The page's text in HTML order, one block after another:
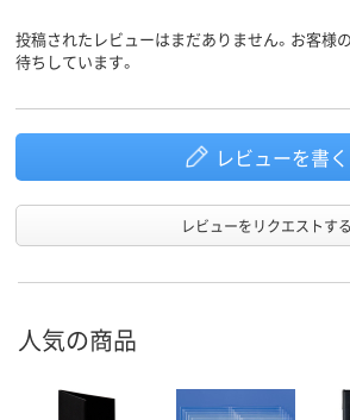
投稿されたレビューはまだありません。お客様
待ちしています。
レビューを書く
レビューをリクエストする
人気の商品